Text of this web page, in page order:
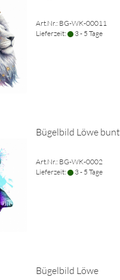
Art.Nr.: BG-WK-00011
Lieferzeit:
3 - 5 Tage
Bügelbild Löwe bunt
Art.Nr.: BG-WK-0002
Lieferzeit:
3 - 5 Tage
Bügelbild Löwe